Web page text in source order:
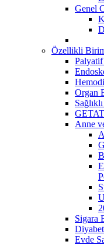
Genel
Özellikli
Organ
GETAT
Anne
Sigara
Evde